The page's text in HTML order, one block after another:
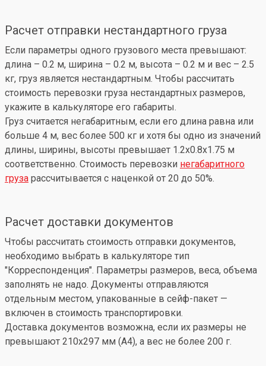
Расчет отправки нестандартного груза
Если параметры одного грузового места превышают:
длина – 0.2 м, ширина – 0.2 м, высота – 0.2 м и вес – 2.5
кг, груз является нестандартным. Чтобы рассчитать
стоимость перевозки груза нестандартных размеров,
укажите в калькуляторе его габариты.
Груз считается негабаритным, если его длина равна или
больше 4 м, вес более 500 кг и хотя бы одно из значений
длины, ширины, высоты превышает 1.2x0.8x1.75 м
соответственно. Стоимость перевозки негабаритного
груза рассчитывается с наценкой от 20 до 50%.
Расчет доставки документов
Чтобы рассчитать стоимость отправки документов,
необходимо выбрать в калькуляторе тип
"Корреспонденция". Параметры размеров, веса, объема
заполнять не надо. Документы отправляются
отдельным местом, упакованные в сейф-пакет —
включен в стоимость транспортировки.
Доставка документов возможна, если их размеры не
превышают 210x297 мм (А4), а вес не более 200 г.